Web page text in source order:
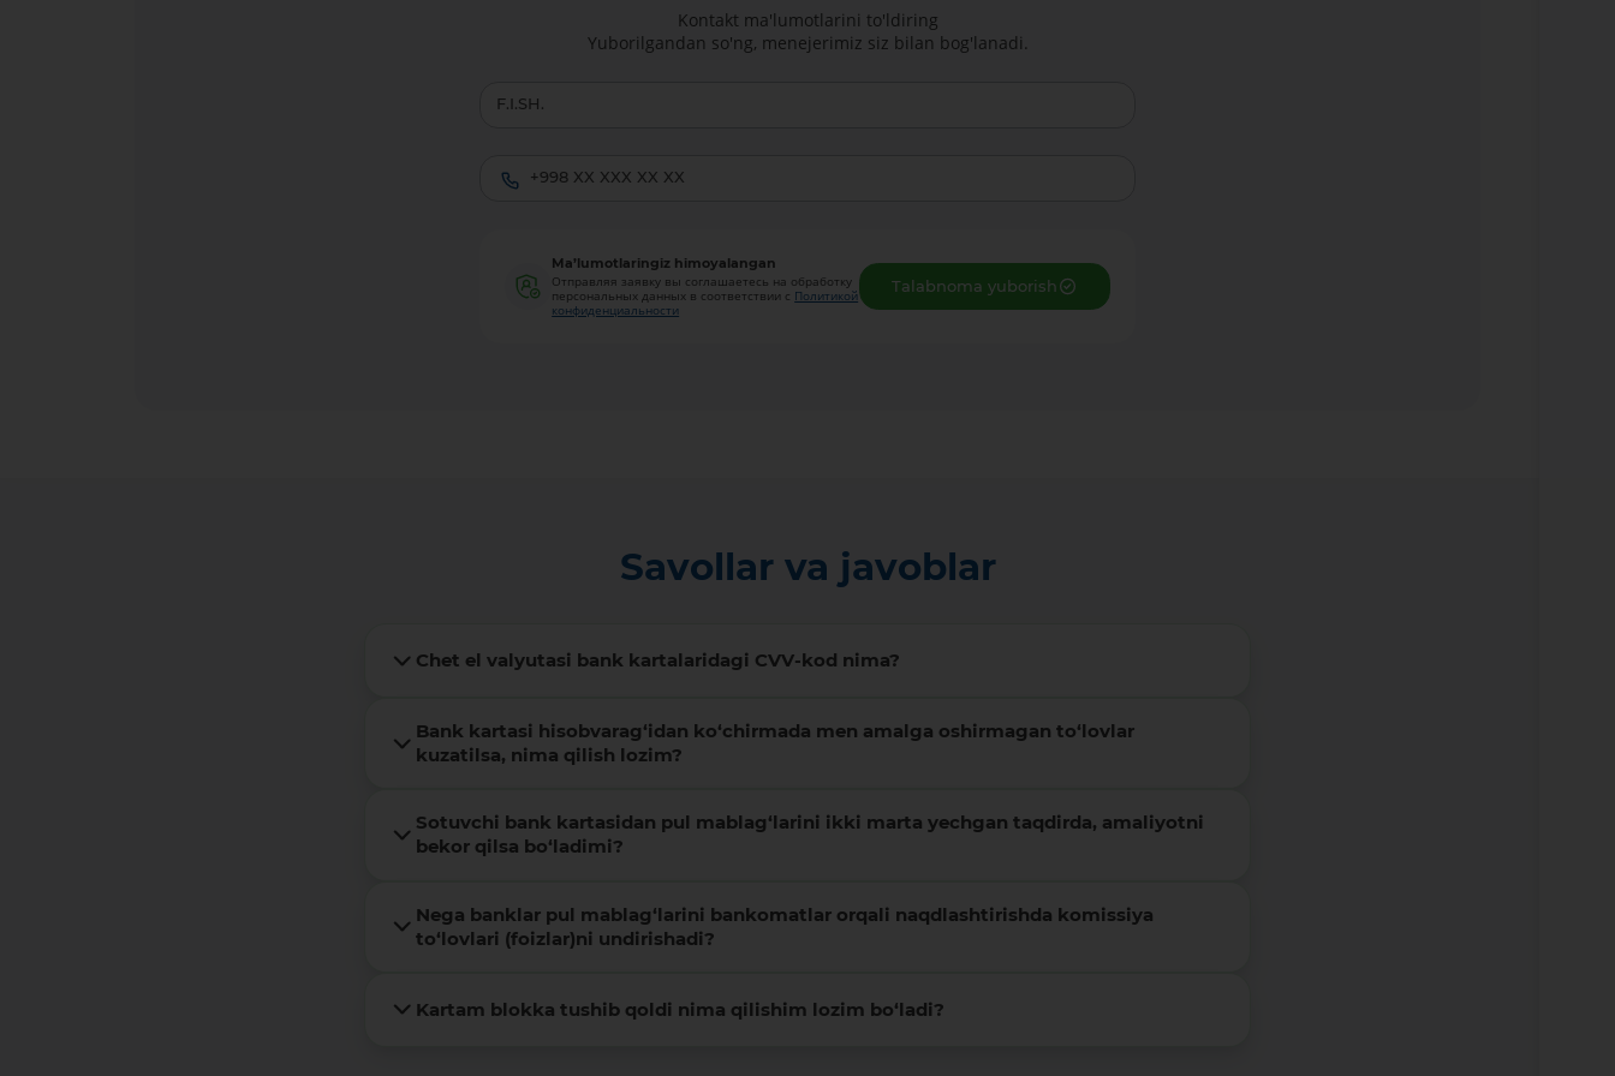
Kontakt ma'lumotlarini to'ldiring
Yuborilgandan so'ng, menejerimiz siz bilan bog'lanadi.
Ma’lumotlaringiz himoyalangan
Отправляя заявку вы соглашаетесь на обработку
персональных данных в соответствии с Политикой
конфиденциальности
Talabnoma yuborish
Savollar va javoblar
Chet el valyutasi bank kartalaridagi CVV-kod nima?
Bank kartasi hisobvarag‘idan ko‘chirmada men amalga oshirmagan to‘lovlar
kuzatilsa, nima qilish lozim?
Sotuvchi bank kartasidan pul mablag‘larini ikki marta yechgan taqdirda, amaliyotni
bekor qilsa bo‘ladimi?
Nega banklar pul mablag‘larini bankomatlar orqali naqdlashtirishda komissiya
to‘lovlari (foizlar)ni undirishadi?
Kartam blokka tushib qoldi nima qilishim lozim bo‘ladi?